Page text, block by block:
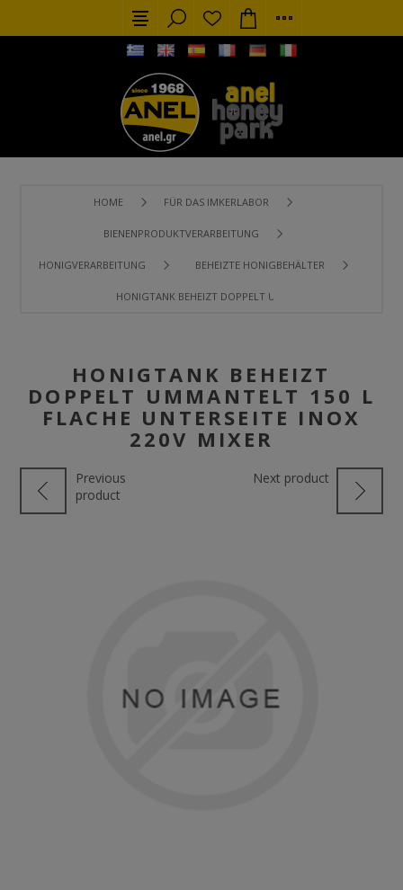
HOME FÜR DAS IMKERLABOR
BIENENPRODUKTVERARBEITUNG
HONIGVERARBEITUNG BEHEIZTE HONIGBEHÄLTER
HONIGTANK BEHEIZT DOPPELT UMMANTELT 150 L FLACHE
HONIGTANK BEHEIZT
DOPPELT UMMANTELT 150 L
FLACHE UNTERSEITE INOX
220V MIXER
Previous
product
Next product